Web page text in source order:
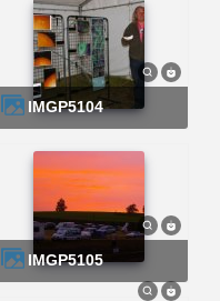
IMGP5104
IMGP5105